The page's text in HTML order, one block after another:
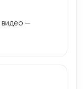
видео —